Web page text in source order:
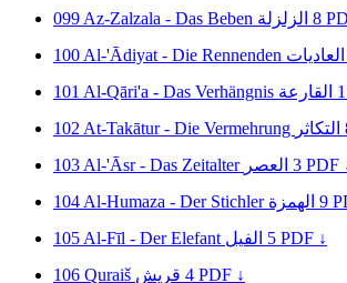
099 Az-Zalzala - Das Beben الزلزلة 8
100 Al-'Ādiyat - Die Rennenden العاديات
101 Al-Qāri'a - Das Verhängnis القارعة
102 At-Takātur - Die Vermehrung التكاثر
103 Al-'Āsr - Das Zeitalter العصر 3 PDF
104 Al-Humaza - Der Stichler الهمزة 9
105 Al-Fīl - Der Elefant الفيل 5 PDF ↓
106 Quraiš قريش 4 PDF ↓